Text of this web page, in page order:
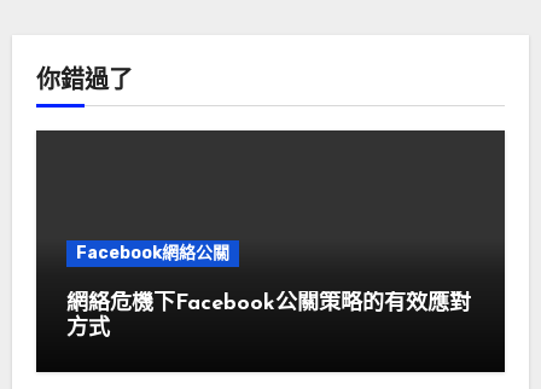
你錯過了
Facebook網絡公關
網絡危機下Facebook公關策略的有效應對
方式